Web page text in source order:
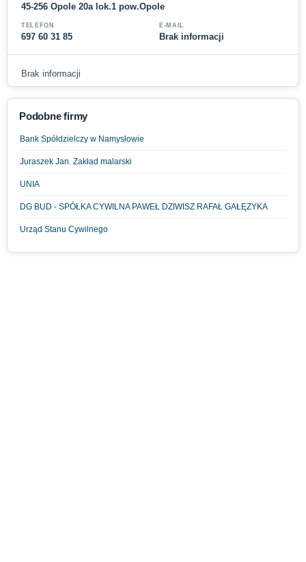
45-256 Opole 20a lok.1 pow.Opole
TELEFON
697 60 31 85
E-MAIL
Brak informacji
Brak informacji
Podobne firmy
Bank Spółdzielczy w Namysłowie
Juraszek Jan. Zakład malarski
UNIA
DG BUD - SPÓŁKA CYWILNA PAWEŁ DZIWISZ RAFAŁ GAŁĘZYKA
Urząd Stanu Cywilnego